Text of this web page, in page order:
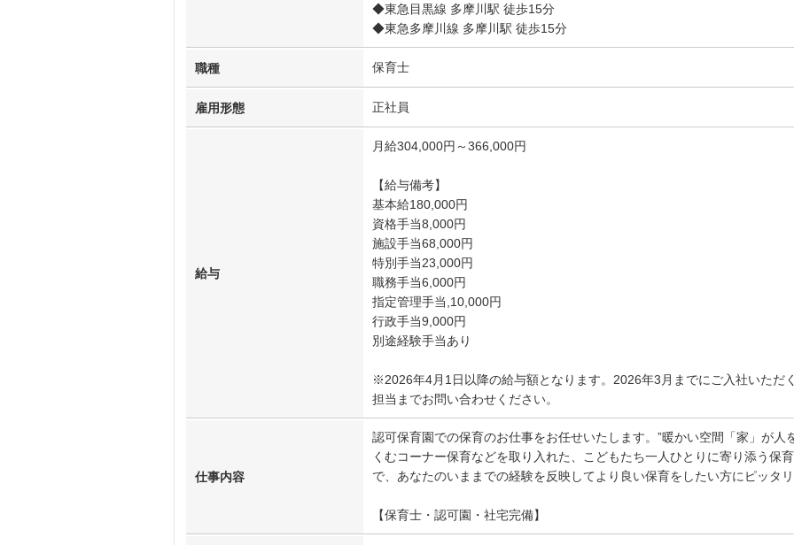
◆東急目黒線 多摩川駅 徒歩15分
◆東急多摩川線 多摩川駅 徒歩15分
職種 保育士
雇用形態 正社員
給与
月給304,000円～366,000円
【給与備考】
基本給180,000円
資格手当8,000円
施設手当68,000円
特別手当23,000円
職務手当6,000円
指定管理手当,10,000円
行政手当9,000円
別途経験手当あり
※2026年4月1日以降の給与額となります。2026年3月までにご入社いただ
担当までお問い合わせください。
仕事内容
認可保育園での保育のお仕事をお任せいたします。”暖かい空間「家」が人
くむコーナー保育などを取り入れた、こどもたち一人ひとりに寄り添う保
で、あなたのいままでの経験を反映してより良い保育をしたい方にピッタ
【保育士・認可園・社宅完備】